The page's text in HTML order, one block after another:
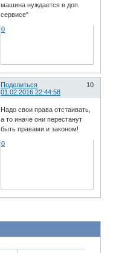
машина нуждается в доп.
сервисе"
0
Поделиться
10
01.02.2016 22:44:58
Надо свои права отстаивать,
а то иначе они перестанут
быть правами и законом!
0